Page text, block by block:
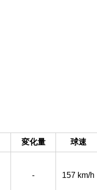
変化量 球速
- 157 km/h